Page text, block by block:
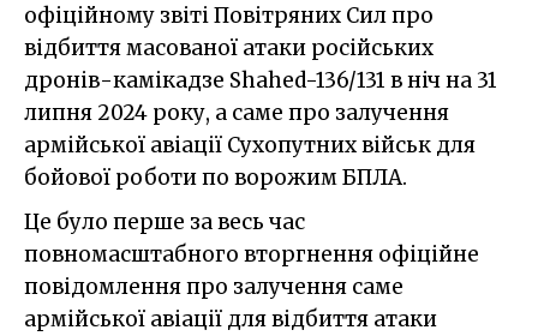
офіційному звіті Повітряних Сил про
відбиття масованої атаки російських
дронів-камікадзе Shahed-136/131 в ніч на 31
липня 2024 року, а саме про залучення
армійської авіації Сухопутних військ для
бойової роботи по ворожим БПЛА.
Це було перше за весь час
повномасштабного вторгнення офіційне
повідомлення про залучення саме
армійської авіації для відбиття атаки